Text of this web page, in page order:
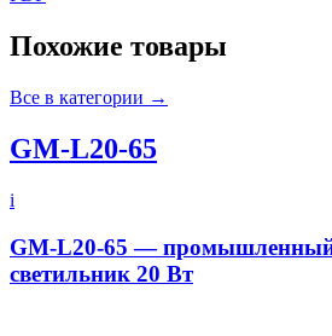
Похожие товары
Все в категории →
GM-L20-65
i
GM-L20-65 — промышленный
светильник 20 Вт